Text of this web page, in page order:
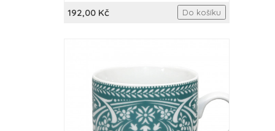
192,00 Kč Do košíku